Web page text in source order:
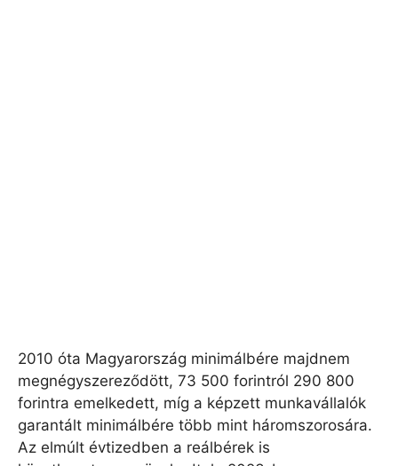
2010 óta Magyarország minimálbére majdnem
megnégyszereződött, 73 500 forintról 290 800
forintra emelkedett, míg a képzett munkavállalók
garantált minimálbére több mint háromszorosára.
Az elmúlt évtizedben a reálbérek is